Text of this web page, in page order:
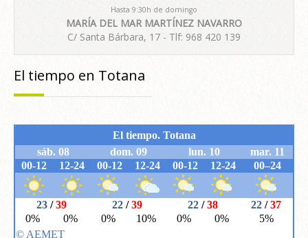
Hasta 9:30h de domingo
MARÍA DEL MAR MARTÍNEZ NAVARRO
C/ Santa Bárbara, 17 - Tlf: 968 420 139
El tiempo en Totana